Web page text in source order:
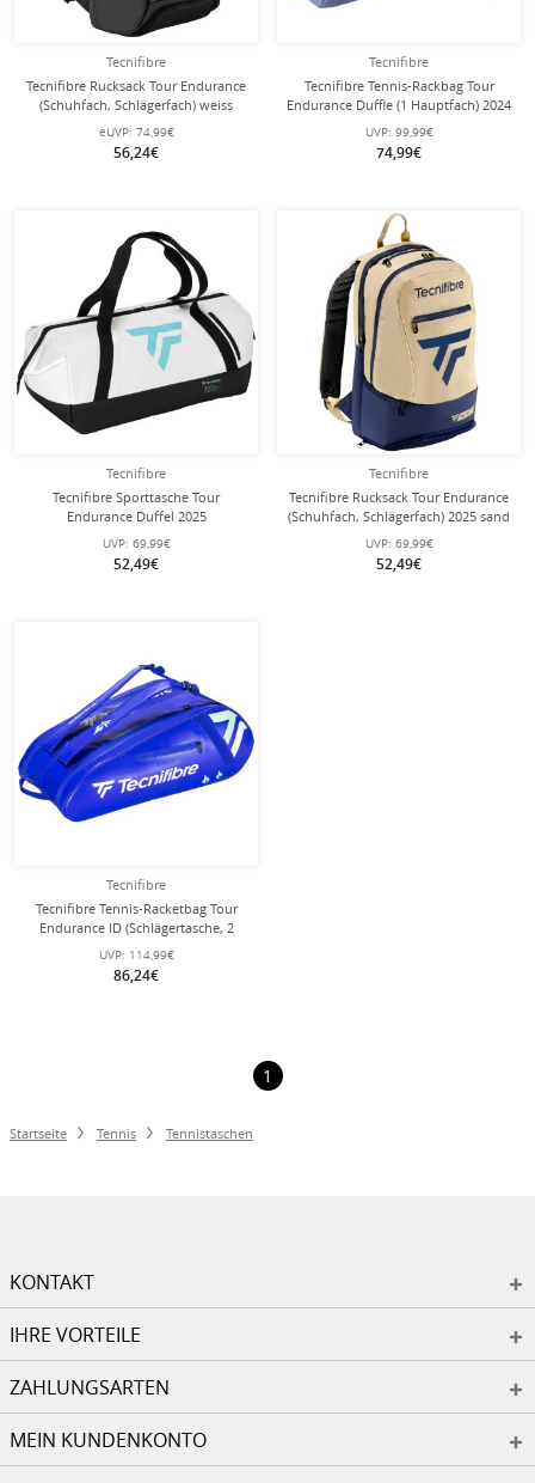
Tecnifibre
Tecnifibre Rucksack Tour Endurance
(Schuhfach, Schlägerfach) weiss
50x32x20cm
eUVP: 74,99€
56,24€
Tecnifibre
Tecnifibre Tennis-Rackbag Tour
Endurance Duffle (1 Hauptfach) 2024
navyblau
UVP: 99,99€
74,99€
Tecnifibre
Tecnifibre Sporttasche Tour
Endurance Duffel 2025
weiss/hellblau 58x30,5x27cm
UVP: 69,99€
52,49€
Tecnifibre
Tecnifibre Rucksack Tour Endurance
(Schuhfach, Schlägerfach) 2025 sand
48x31x22cm
UVP: 69,99€
52,49€
Tecnifibre
Tecnifibre Tennis-Racketbag Tour
Endurance ID (Schlägertasche, 2
Hauptfächer, Schuhfach) 2025 blau
12er
UVP: 114,99€
86,24€
1
Startseite Tennis Tennistaschen
KONTAKT
IHRE VORTEILE
ZAHLUNGSARTEN
MEIN KUNDENKONTO